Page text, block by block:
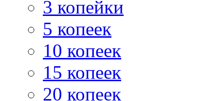
3 копейки
5 копеек
10 копеек
15 копеек
20 копеек